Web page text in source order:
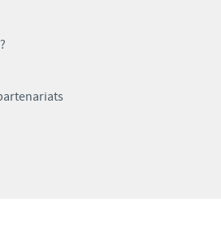
Ceva Inside
scientifique